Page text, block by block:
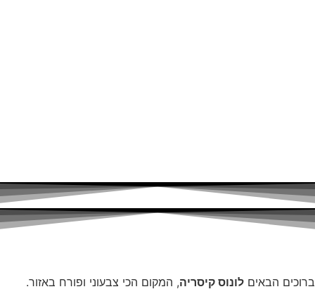
ברוכים הבאים לונוס קיסריה, המקום הכי צבעוני ופורח באזור.